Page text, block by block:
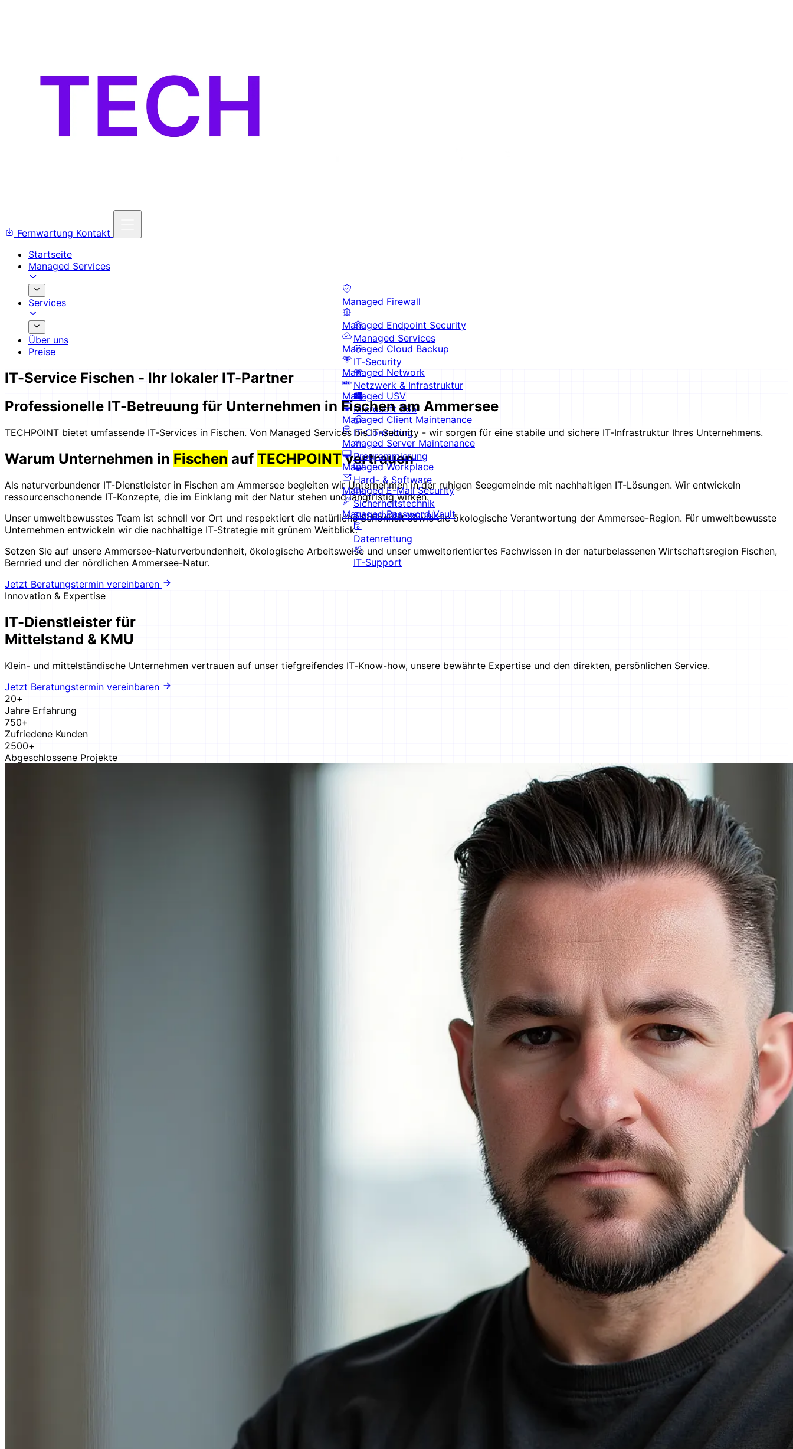
Fernwartung Kontakt
Startseite
Managed Services
Managed Firewall
Managed Endpoint Security
Managed Cloud Backup
Managed Network
Managed USV
Managed Client Maintenance
Managed Server Maintenance
Managed Workplace
Managed E-Mail Security
Managed Password Vault
Services
Managed Services
IT-Security
Netzwerk & Infrastruktur
Microsoft 365
IT-Consulting
Programmierung
Hard- & Software
Sicherheitstechnik
Sicherheits-technik
Datenrettung
IT-Support
Über uns
Preise
IT-Service Fischen - Ihr lokaler IT-Partner
Professionelle IT-Betreuung für Unternehmen in Fischen am Ammersee
TECHPOINT bietet umfassende IT-Services in Fischen. Von Managed Services bis IT-Security - wir sorgen für eine stabile und sichere IT-Infrastruktur Ihres Unternehmens.
Warum Unternehmen in Fischen auf TECHPOINTvertrauen
Als naturverbundener IT-Dienstleister in Fischen am Ammersee begleiten wir Unternehmen in der ruhigen Seegemeinde mit nachhaltigen IT-Lösungen. Wir entwickeln
ressourcenschonende IT-Konzepte, die im Einklang mit der Natur stehen und langfristig wirken.
Unser umweltbewusstes Team ist schnell vor Ort und respektiert die natürliche Schönheit sowie die ökologische Verantwortung der Ammersee-Region. Für umweltbewusste
Unternehmen entwickeln wir die nachhaltige IT-Strategie mit grünem Weitblick.
Setzen Sie auf unsere Ammersee-Naturverbundenheit, ökologische Arbeitsweise und unser umweltorientiertes Fachwissen in der naturbelassenen Wirtschaftsregion Fischen,
Bernried und der nördlichen Ammersee-Natur.
Jetzt Beratungstermin vereinbaren
Innovation & Expertise
IT-Dienstleister für
Mittelstand & KMU
Klein- und mittelständische Unternehmen vertrauen auf unser tiefgreifendes IT-Know-how, unsere bewährte Expertise und den direkten, persönlichen Service.
Jetzt Beratungstermin vereinbaren
20+
Jahre Erfahrung
750+
Zufriedene Kunden
2500+
Abgeschlossene Projekte